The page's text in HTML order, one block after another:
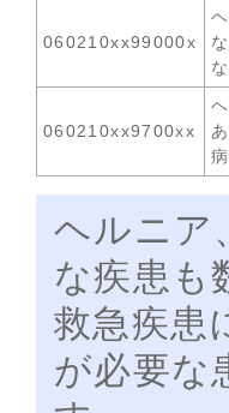
060210xx99000x
060210xx9700xx
ヘルニア
な疾患も
救急疾患
が必要な